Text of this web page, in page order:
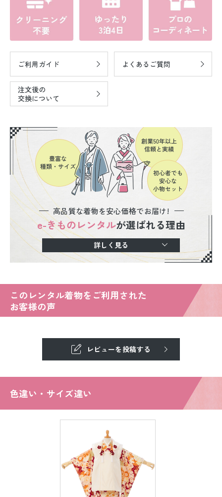
ご利用ガイド よくあるご質問
注文後の
交換について
高品質な着物を安心価格でお届け!
e-きものレンタルが選ばれる理由
詳しく見る
このレンタル着物をご利用された
お客様の声
レビューを投稿する
色違い・サイズ違い